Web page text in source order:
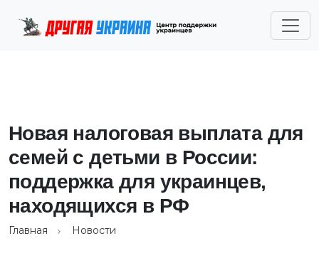
Новая налоговая выплата для
семей с детьми в России:
поддержка для украинцев,
находящихся в РФ
Главная Новости